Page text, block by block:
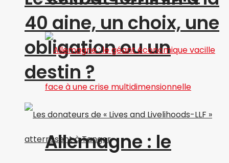
40 aine, un choix, une
obligation ou un
destin ?
Allemagne : le